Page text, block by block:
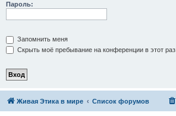
Пароль:
Запомнить меня
Скрыть моё пребывание на конференции в этот раз
Живая Этика в мире Список форумов